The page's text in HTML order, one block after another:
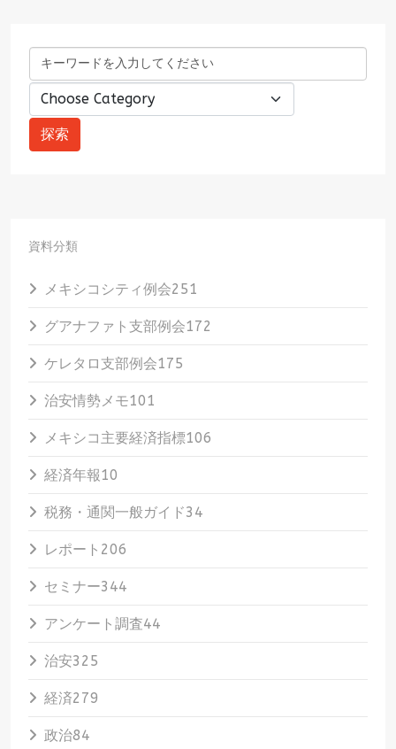
資料分類
メキシコシティ例会251
グアナファト支部例会172
ケレタロ支部例会175
治安情勢メモ101
メキシコ主要経済指標106
経済年報10
税務・通関一般ガイド34
レポート 206
セミナー344
アンケート調査44
治安325
経済279
政治84